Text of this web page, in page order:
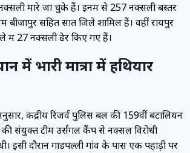
मारे जा चुके हैं। इनमें से 257 नक्सली बस्तर
सहित सात जिले शामिल हैं। वहीं रायपुर
में 27 नक्सली ढेर किए गए हैं।
में भारी मात्रा में हथियार
केंद्रीय रिजर्व पुलिस बल की 159वीं बटालियन
संयुक्त टीम उर्संगल कैंप से नक्सल विरोधी
इसी दौरान गोंडपल्ली गांव के पास एक पहाड़ी पर